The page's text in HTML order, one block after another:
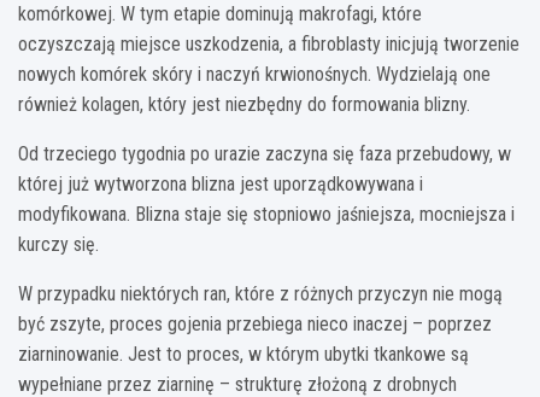
komórkowej. W tym etapie dominują makrofagi, które
oczyszczają miejsce uszkodzenia, a fibroblasty inicjują tworzenie
nowych komórek skóry i naczyń krwionośnych. Wydzielają one
również kolagen, który jest niezbędny do formowania blizny.
Od trzeciego tygodnia po urazie zaczyna się faza przebudowy, w
której już wytworzona blizna jest uporządkowywana i
modyfikowana. Blizna staje się stopniowo jaśniejsza, mocniejsza i
kurczy się.
W przypadku niektórych ran, które z różnych przyczyn nie mogą
być zszyte, proces gojenia przebiega nieco inaczej – poprzez
ziarninowanie. Jest to proces, w którym ubytki tkankowe są
wypełniane przez ziarninę – strukturę złożoną z drobnych